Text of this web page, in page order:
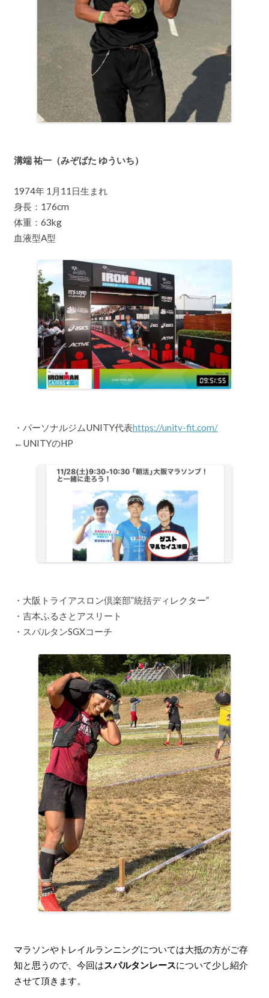
溝端 祐一（みぞばた ゆういち）
1974年 1月11日生まれ
身長：176cm
体重：63kg
血液型A型
・パーソナルジムUNITY代表https://unity-fit.com/
←UNITYのHP
・大阪トライアスロン倶楽部”統括ディレクター”
・吉本ふるさとアスリート
・スパルタンSGXコーチ
マラソンやトレイルランニングについては大抵の方がご存
知と思うので、今回はスパルタンレースについて少し紹介
させて頂きます。